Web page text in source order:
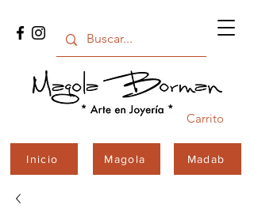
Carrito
Inicio Magola Madab